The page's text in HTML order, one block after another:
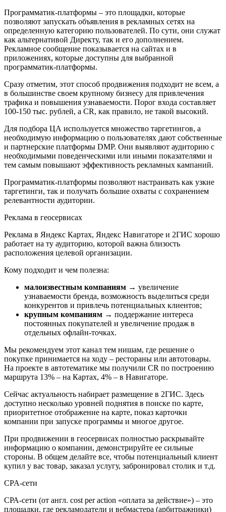
Программатик-платформы – это площадки, которые
позволяют запускать объявления в рекламных сетях на
определенную категорию пользователей. По сути, они служат
как альтернативой Директу, так и его дополнением.
Рекламное сообщение показывается на сайтах и в
приложениях, которые доступны для выбранной
программатик-платформы.
Сразу отметим, этот способ продвижения подходит не всем, а
в большинстве своем крупному бизнесу для привлечения
трафика и повышения узнаваемости. Порог входа составляет
100-150 тыс. рублей, а CR, как правило, не такой высокий.
Для подбора ЦА используется множество таргетингов, а
необходимую информацию о пользователях дают собственные
и партнерские платформы DMP. Они выявляют аудиторию с
необходимыми поведенческими или иными показателями и
тем самым повышают эффективность рекламных кампаний.
Программатик-платформы позволяют настраивать как узкие
таргетинги, так и получать большие охваты с сохранением
релевантности аудитории.
Реклама в геосервисах
Реклама в Яндекс Картах, Яндекс Навигаторе и 2ГИС хорошо
работает на ту аудиторию, которой важна близость
расположения целевой организации.
Кому подходит и чем полезна:
малоизвестным компаниям → увеличение
узнаваемости бренда, возможность выделиться среди
конкурентов и привлечь потенциальных клиентов;
крупным компаниям → поддержание интереса
постоянных покупателей и увеличение продаж в
отдельных офлайн-точках.
Мы рекомендуем этот канал тем нишам, где решение о
покупке принимается на ходу – рестораны или автотовары.
На проекте в автотематике мы получили CR по построению
маршрута 13% – на Картах, 4% – в Навигаторе.
Сейчас актуальность набирает размещение в 2ГИС. Здесь
доступно несколько уровней поднятия в поиске по карте,
приоритетное отображение на карте, показ карточки
компании при запуске программы и многое другое.
При продвижении в геосервисах полностью раскрывайте
информацию о компании, демонстрируйте ее сильные
стороны. В общем делайте все, чтобы потенциальный клиент
купил у вас товар, заказал услугу, забронировал столик и т.д.
CPA-сети
СРА-сети (от англ. cost per action «оплата за действие») – это
площадки, где рекламодатели и вебмастера (арбитражники)